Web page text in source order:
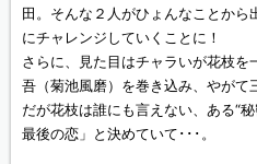
田。そんな２人がひょんなことから
にチャレンジしていくことに！
さらに、見た目はチャラいが花枝
吾（菊池風磨）を巻き込み、やがて
だが花枝は誰にも言えない、ある“
最後の恋」と決めていて･･･。